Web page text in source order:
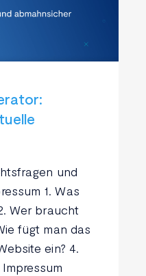
und
1. Was
Wer braucht
fügt man das
ein? 4.